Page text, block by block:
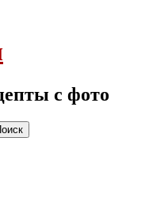
с фото